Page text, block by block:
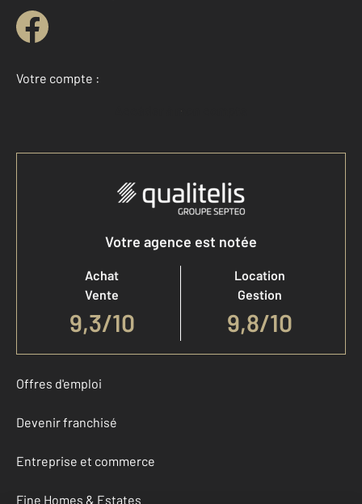
Votre compte :
Accéder à mon compte
Votre agence est notée
Achat
Vente
9,3/10
Location
Gestion
9,8/10
Offres d'emploi
Devenir franchisé
Entreprise et commerce
Fine Homes & Estates